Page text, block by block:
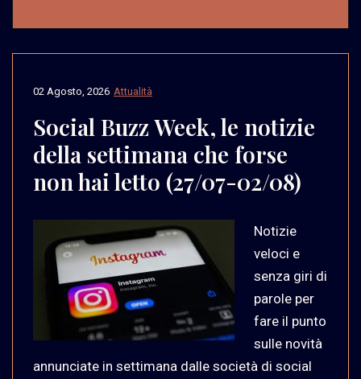
Attualità
02 Agosto, 2026
Social Buzz Week, le notizie
della settimana che forse
non hai letto (27/07-02/08)
Notizie
veloci e
senza giri di
parole per
fare il punto
sulle novità
annunciate in settimana dalle società di social